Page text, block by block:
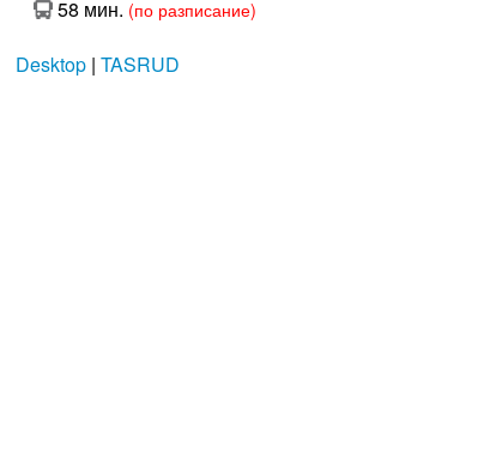
58 мин. (по разписание)
Desktop| TASRUD